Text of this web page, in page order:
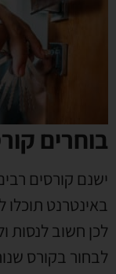
בוחרים
ישנם קורסים
באינטרנט תוכלו
לכן חשוב לנסות
לבחור בקורס